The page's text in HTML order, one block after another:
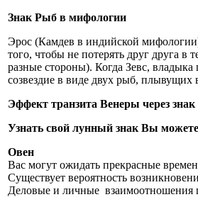
Знак Рыб в мифологии
Эрос (Камдев в индийской
того, чтобы не потерять друг друга
разные стороны). Когда Зевс, владыка
созвездие в виде двух рыб,
Эффект транзита Венеры через
Узнать свой лунный знак Вы можете
Овен
Вас могут ожидать прекрасные
Существует вероятность
Деловые и личные взаимоотношения